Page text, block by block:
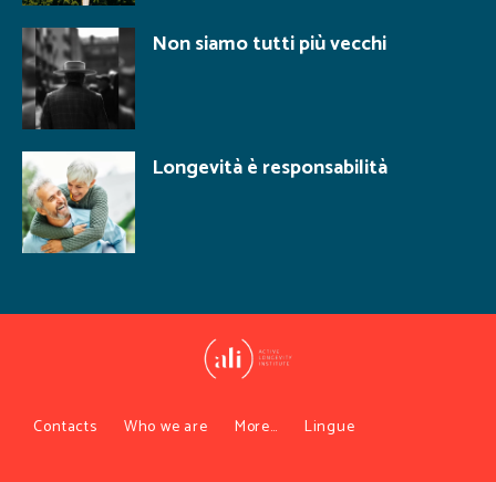
Non siamo tutti più vecchi
Longevità è responsabilità
Contacts Who we are More… Lingue